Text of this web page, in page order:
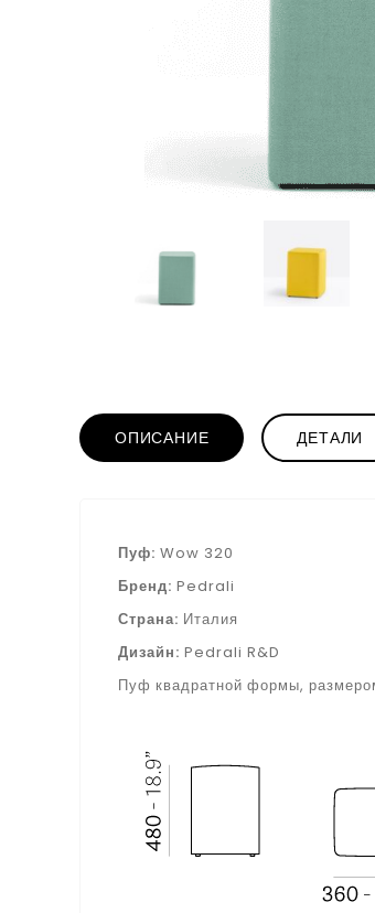
ОПИСАНИЕ ДЕТАЛИ
Пуф: Wow 320
Бренд: Pedrali
Страна: Италия
Дизайн: Pedrali R&D
Пуф квадратной формы,